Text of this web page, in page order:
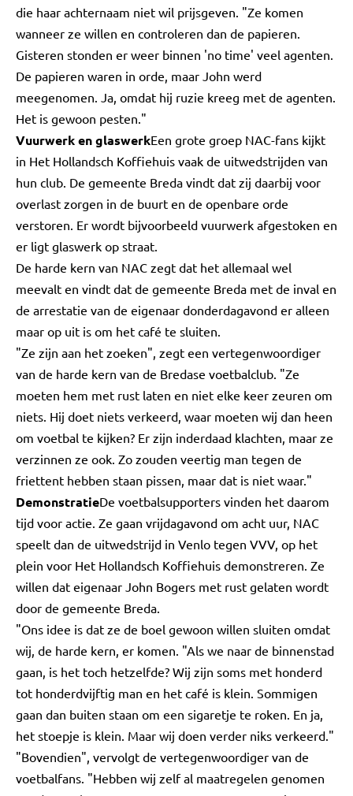
die haar achternaam niet wil prijsgeven. "Ze komen
wanneer ze willen en controleren dan de papieren.
Gisteren stonden er weer binnen 'no time' veel agenten.
De papieren waren in orde, maar John werd
meegenomen. Ja, omdat hij ruzie kreeg met de agenten.
Het is gewoon pesten."
Vuurwerk en glaswerkEen grote groep NAC-fans kijkt
in Het Hollandsch Koffiehuis vaak de uitwedstrijden van
hun club. De gemeente Breda vindt dat zij daarbij voor
overlast zorgen in de buurt en de openbare orde
verstoren. Er wordt bijvoorbeeld vuurwerk afgestoken en
er ligt glaswerk op straat.
De harde kern van NAC zegt dat het allemaal wel
meevalt en vindt dat de gemeente Breda met de inval en
de arrestatie van de eigenaar donderdagavond er alleen
maar op uit is om het café te sluiten.
"Ze zijn aan het zoeken", zegt een vertegenwoordiger
van de harde kern van de Bredase voetbalclub. "Ze
moeten hem met rust laten en niet elke keer zeuren om
niets. Hij doet niets verkeerd, waar moeten wij dan heen
om voetbal te kijken? Er zijn inderdaad klachten, maar ze
verzinnen ze ook. Zo zouden veertig man tegen de
friettent hebben staan pissen, maar dat is niet waar."
DemonstratieDe voetbalsupporters vinden het daarom
tijd voor actie. Ze gaan vrijdagavond om acht uur, NAC
speelt dan de uitwedstrijd in Venlo tegen VVV, op het
plein voor Het Hollandsch Koffiehuis demonstreren. Ze
willen dat eigenaar John Bogers met rust gelaten wordt
door de gemeente Breda.
"Ons idee is dat ze de boel gewoon willen sluiten omdat
wij, de harde kern, er komen. "Als we naar de binnenstad
gaan, is het toch hetzelfde? Wij zijn soms met honderd
tot honderdvijftig man en het café is klein. Sommigen
gaan dan buiten staan om een sigaretje te roken. En ja,
het stoepje is klein. Maar wij doen verder niks verkeerd."
"Bovendien", vervolgt de vertegenwoordiger van de
voetbalfans. "Hebben wij zelf al maatregelen genomen